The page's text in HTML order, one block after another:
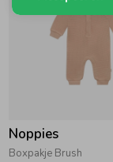
Noppies
Boxpakje Brush